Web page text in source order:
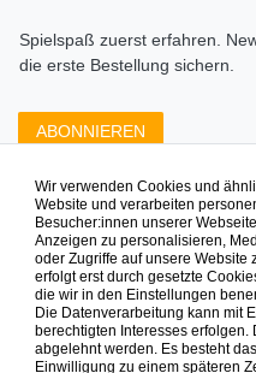
Spielspaß zuerst erfahren.
die erste Bestellung sichern.
ABONNIEREN
Mehr
Wir verwenden Cookies und
Website und verarbeiten
Besucher:innen unserer
Anzeigen zu personalisieren,
oder Zugriffe auf unsere
erfolgt erst durch gesetzte
die wir in den Einstellungen
Die Datenverarbeitung kann mit
berechtigten Interesses
abgelehnt werden. Es besteht
Einwilligung zu einem späteren